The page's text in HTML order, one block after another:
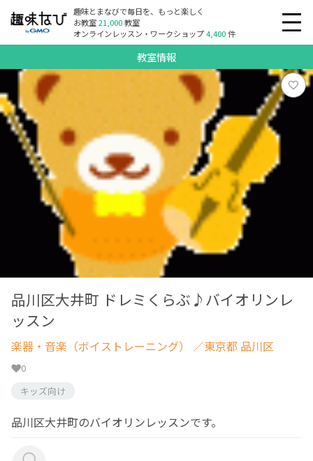
趣味とまなびで毎日を、もっと楽しく
お教室21,000教室
オンラインレッスン・ワークショップ4,400件
教室情報
品川区大井町 ドレミくらぶ♪バイオリンレ
ッスン
楽器・音楽（ボイストレーニング） ／東京都 品川区
0
キッズ向け
品川区大井町のバイオリンレッスンです。